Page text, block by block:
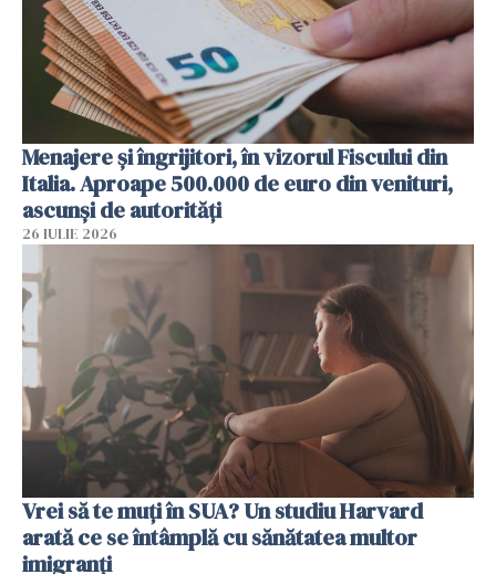
Menajere și îngrijitori, în vizorul Fiscului din
Italia. Aproape 500.000 de euro din venituri,
ascunși de autorități
26 IULIE 2026
Vrei să te muți în SUA? Un studiu Harvard
arată ce se întâmplă cu sănătatea multor
imigranți